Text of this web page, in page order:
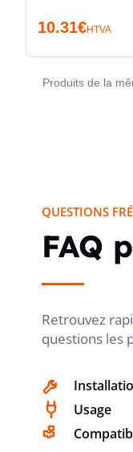
TYPE DE
EXÉCUTION DE
MODE DE
AVEC
10.31€HTVA
Produits de la
QUESTIONS
FAQ
Retrouvez
questions les
Usage